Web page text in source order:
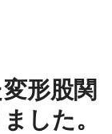
形股関
した。